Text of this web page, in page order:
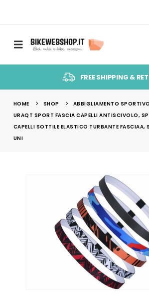
FREE SHIPPING &
HOME SHOP
ABBIGLIAMENTO
URAQT SPORT FASCIA CAPELLI ANTISCIVOLO,
CAPELLI SOTTILE ELASTICO TURBANTE FASCIAA,
UNI